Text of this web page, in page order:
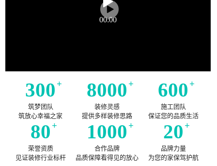
00:00
300 +
筑梦团队
筑放心幸福之家
8000 +
装修灵感
提供多样装修思路
600 +
施工团队
保证您的品质生活
80 +
荣誉资质
见证装修行业标杆
1000 +
合作品牌
品质保障看得见的放心
20 +
品牌力量
为您的家保驾护航